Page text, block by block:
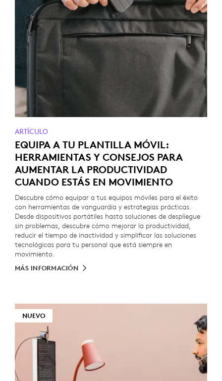
ARTÍCULO
EQUIPA A TU PLANTILLA MÓVIL:
HERRAMIENTAS Y CONSEJOS PARA
AUMENTAR LA PRODUCTIVIDAD
CUANDO ESTÁS EN MOVIMIENTO
Descubre cómo equipar a tus equipos móviles para el éxito
con herramientas de vanguardia y estrategias prácticas.
Desde dispositivos portátiles hasta soluciones de despliegue
sin problemas, descubre cómo mejorar la productividad,
reducir el tiempo de inactividad y simplificar las soluciones
tecnológicas para tu personal que está siempre en
movimiento.
MÁS INFORMACIÓN
NUEVO